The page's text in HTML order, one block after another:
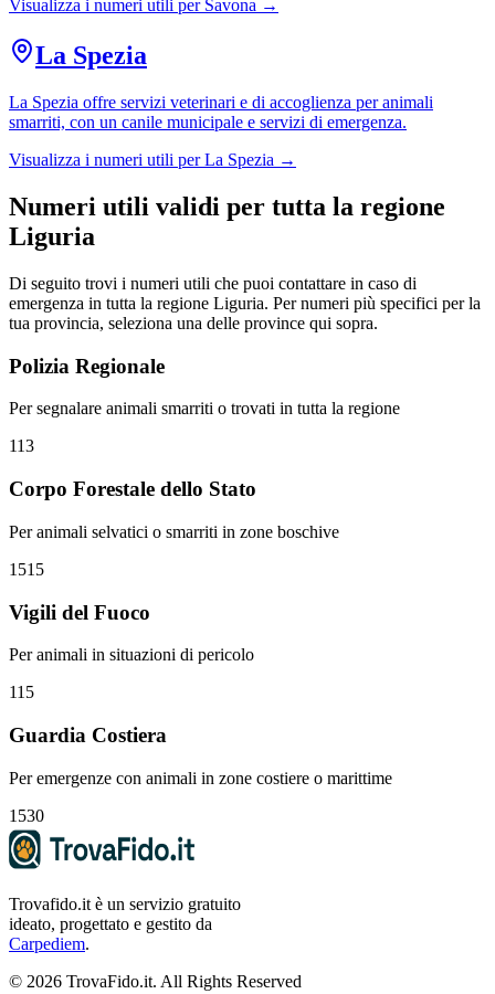
Visualizza i numeri utili per Savona →
La Spezia
La Spezia offre servizi veterinari e di accoglienza per animali
smarriti, con un canile municipale e servizi di emergenza.
Visualizza i numeri utili perLa Spezia →
Numeri utili validi per tutta la regione
Liguria
Di seguito trovi i numeri utili che puoi contattare in caso di
emergenza in tutta la regione Liguria. Per numeri più specifici per la
tua provincia, seleziona una delle province qui sopra.
Polizia Regionale
Per segnalare animali smarriti o trovati in tutta la regione
113
Corpo Forestale dello Stato
Per animali selvatici o smarriti in zone boschive
1515
Vigili del Fuoco
Per animali in situazioni di pericolo
115
Guardia Costiera
Per emergenze con animali in zone costiere o marittime
1530
Trovafido.it è un servizio gratuito
ideato, progettato e gestito da
Carpediem.
© 2026 TrovaFido.it. All Rights Reserved